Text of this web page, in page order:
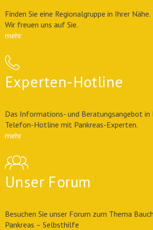
Finden Sie eine Regionalgruppe in Ihrer Nähe.
Wir freuen uns auf Sie.
mehr
Experten-Hotline
Das Informations- und Beratungsangebot in
Telefon-Hotline mit Pankreas-Experten.
mehr
Unser Forum
Besuchen Sie unser Forum zum Thema
Pankreas – Selbsthilfe